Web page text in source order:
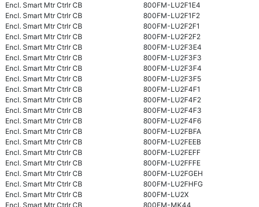
Encl. Smart Mtr Ctrlr CB 800FM-LU2F1E4
Encl. Smart Mtr Ctrlr CB 800FM-LU2F1F2
Encl. Smart Mtr Ctrlr CB 800FM-LU2F2F1
Encl. Smart Mtr Ctrlr CB 800FM-LU2F2F2
Encl. Smart Mtr Ctrlr CB 800FM-LU2F3E4
Encl. Smart Mtr Ctrlr CB 800FM-LU2F3F3
Encl. Smart Mtr Ctrlr CB 800FM-LU2F3F4
Encl. Smart Mtr Ctrlr CB 800FM-LU2F3F5
Encl. Smart Mtr Ctrlr CB 800FM-LU2F4F1
Encl. Smart Mtr Ctrlr CB 800FM-LU2F4F2
Encl. Smart Mtr Ctrlr CB 800FM-LU2F4F3
Encl. Smart Mtr Ctrlr CB 800FM-LU2F4F6
Encl. Smart Mtr Ctrlr CB 800FM-LU2FBFA
Encl. Smart Mtr Ctrlr CB 800FM-LU2FEEB
Encl. Smart Mtr Ctrlr CB 800FM-LU2FEFF
Encl. Smart Mtr Ctrlr CB 800FM-LU2FFFE
Encl. Smart Mtr Ctrlr CB 800FM-LU2FGEH
Encl. Smart Mtr Ctrlr CB 800FM-LU2FHFG
Encl. Smart Mtr Ctrlr CB 800FM-LU2X
Encl. Smart Mtr Ctrlr CB 800FM-MK44